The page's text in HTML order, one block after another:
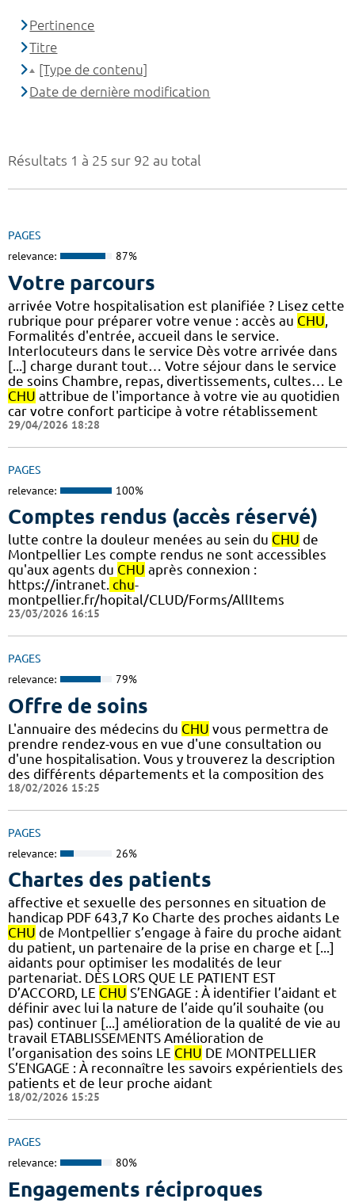
Résultats 1 à 25 sur 92 au total
PAGES
relevance: 87%
Votre parcours
arrivée Votre hospitalisation est planifiée ? Lisez cette
rubrique pour préparer votre venue : accès au CHU
Formalités d'entrée, accueil dans le service.
Interlocuteurs dans le service Dès votre arrivée dans
[...] charge durant tout… Votre séjour dans le service
de soins Chambre, repas, divertissements, cultes… Le
CHU attribue de l'importance à votre vie au quotidien
car votre confort participe à votre rétablissement
29/04/2026 18:28
PAGES
relevance: 100%
Comptes rendus (accès réservé)
lutte contre la douleur menées au sein du CHU de
Montpellier Les compte rendus ne sont accessibles
qu'aux agents du CHU après connexion :
https://intranet. chu-
montpellier.fr/hopital/CLUD/Forms/AllItems
23/03/2026 16:15
PAGES
relevance: 79%
Offre de soins
L'annuaire des médecins du CHU vous permettra de
prendre rendez-vous en vue d'une consultation ou
d'une hospitalisation. Vous y trouverez la description
des différents départements et la composition des
18/02/2026 15:25
PAGES
relevance: 26%
Chartes des patients
affective et sexuelle des personnes en situation de
handicap PDF 643,7 Ko Charte des proches aidants Le
CHU de Montpellier s’engage à faire du proche aidant
du patient, un partenaire de la prise en charge et [...]
aidants pour optimiser les modalités de leur
partenariat. DÈS LORS QUE LE PATIENT EST
D’ACCORD, LE CHU S’ENGAGE : À identifier l’aidant et
définir avec lui la nature de l’aide qu’il souhaite (ou
pas) continuer [...] amélioration de la qualité de vie au
travail ETABLISSEMENTS Amélioration de
l’organisation des soins LE CHU DE MONTPELLIER
S’ENGAGE : À reconnaître les savoirs expérientiels des
patients et de leur proche aidant
18/02/2026 15:25
PAGES
relevance: 80%
Engagements réciproques
Pertinence
Titre
[Type de contenu]
Date de dernière modification